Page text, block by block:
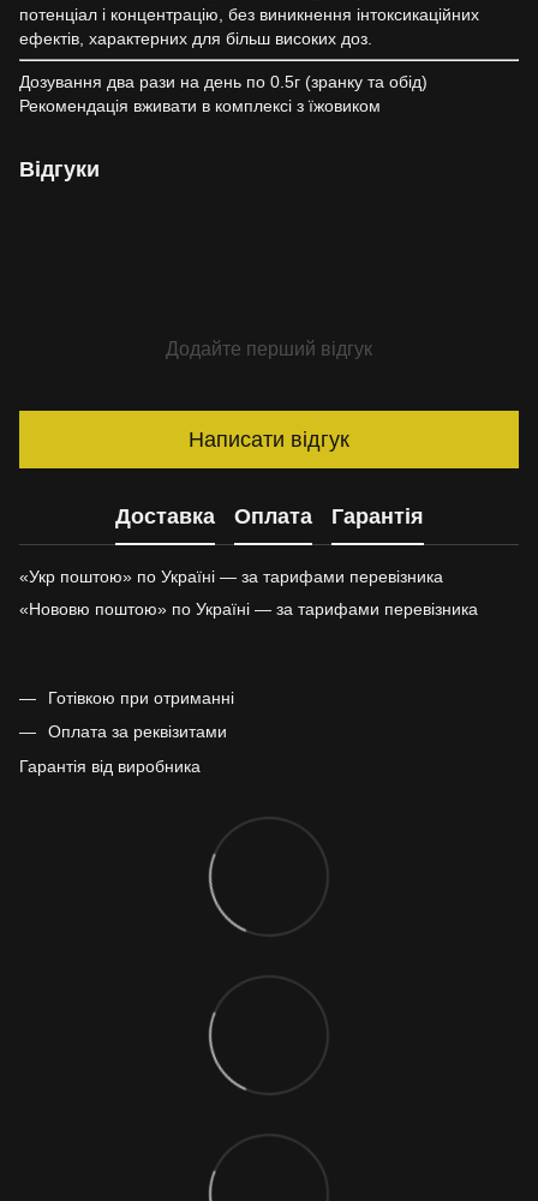
потенціал і концентрацію, без виникнення інтоксикаційних
ефектів, характерних для більш високих доз.
Дозування два рази на день по 0.5г (зранку та обід)
Рекомендація вживати в комплексі з їжовиком
Відгуки
Додайте перший відгук
Написати відгук
Доставка Оплата Гарантія
«Укр поштою» по Україні — за тарифами перевізника
«Нововю поштою» по Україні — за тарифами перевізника
Готівкою при отриманні
Оплата за реквізитами
Гарантія від виробника